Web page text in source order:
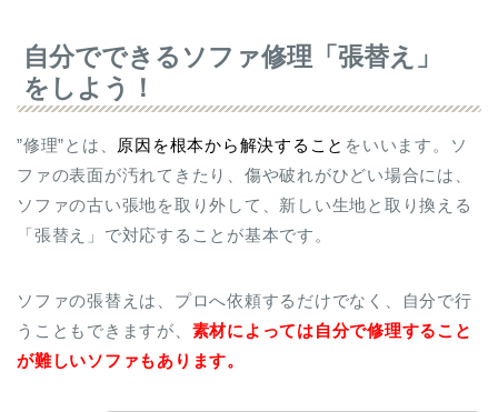
自分でできるソファ修理「張替え」
をしよう！
”修理”とは、 原因を根本から解決すること をいいます。ソ
ファの表面が汚れてきたり、傷や破れがひどい場合には、
ソファの古い張地を取り外して、新しい生地と取り換える
「張替え」で対応することが基本です。
ソファの張替えは、プロへ依頼するだけでなく、自分で行
うこともできますが、 素材によっては自分で修理すること
が難しいソファもあります。